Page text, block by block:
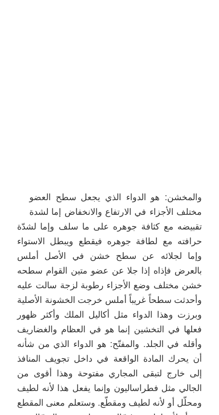
والمخشن: هو الدواء الذي يجعل سطح العضو
مختلف الأجزاء في الارتفاع والانخفاض إما لشدة
تقبيضه مع كثافة جوهره على ما سلف وإما لشدّة
حرافته مع لطافة جوهره فيقطع ويبطل الاستواء
وإما لجلائه عن سطح خشن في الأصل أملس
بالعرض فإذاه إذا جلا عن عضو متين القوام سطحه
خشن مختلف وضع الأجزاء رطوبة لزجة سالت عليه
وأحدثت سطحاً غريباً أملس خرجت الخشونة الأصلية
وبرزت وهذا الدواء مثل أكاليل الملك وأكثر ظهور
فعلها في التخشين إنما هو في العظام والغضاريف
وأقله في الجلد. والمفتّح: هو الدواء الذي من شأنه
أن يحرك المادة الواقعة في داخل تجويف المنافذ
إلى خارج لتبقى المجاري مفتوحة وهذا أقوى من
الجالي مثل فطراساليون وإنما يفعل هذا لأنه لطيف
ومحلّل أو لأنه لطيف ومقطّع. وستعلم معنى المقطع